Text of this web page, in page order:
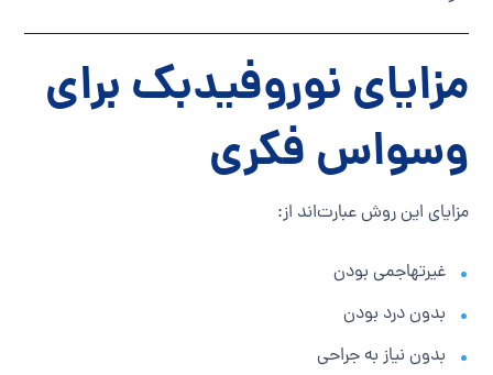
مزایای نوروفیدبک برای
وسواس فکری
مزایای این روش عبارت‌اند از:
غیرتهاجمی بودن
بدون درد بودن
بدون نیاز به جراحی